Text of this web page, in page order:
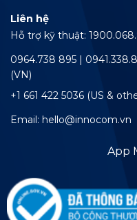
Liên hệ
Hỗ trợ kỹ thuật:
0964.738 895 |
(VN)
+1 661 422 5036 (US &
Email: hello@innocom.vn
App